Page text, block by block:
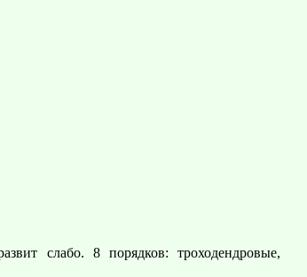
слабо. 8 порядков: троходендровые,